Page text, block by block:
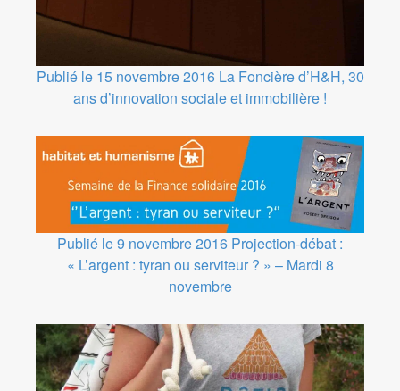
Publié le 15 novembre 2016 La Foncière d’H&H, 30
ans d’innovation sociale et immobilière !
Publié le 9 novembre 2016 Projection-débat :
« L’argent : tyran ou serviteur ? » – Mardi 8
novembre